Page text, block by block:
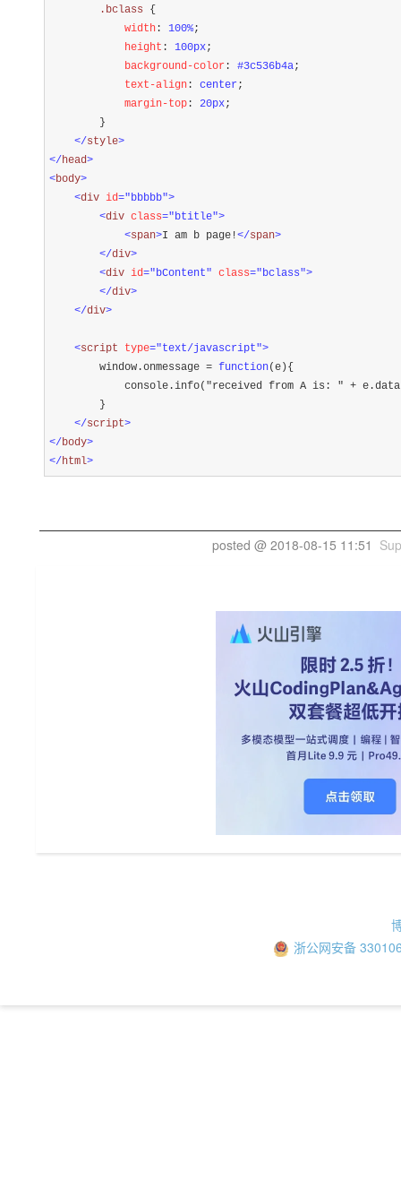
        .bclass
{
            width
: 100%;
            height
: 100px;
            background-color
: #3c536b4a;
            text-align
: center ;
            margin-top
: 20px;
}
</style>
</head>
<body>
<div id="bbbbb">
<div class="btitle">
<span>I am b page!</span>
</div>
<div id="bContent" class="bclass">
</div>
</div>
<script type="text/javascript">
        window.onmessage
= function(e){
            console.info(
"received from A is: " +
        }
</script>
</body>
</html>
posted @ 2018-08-15 11:51
浙公网安备